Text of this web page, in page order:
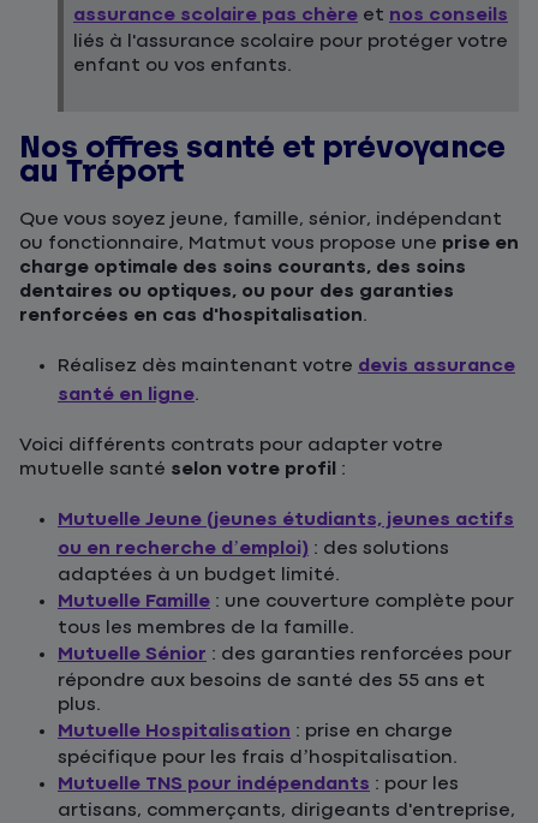
assurance scolaire pas chère et nos conseils
liés à l'assurance scolaire pour protéger votre
enfant ou vos enfants.
Nos offres santé et prévoyance
au Tréport
Que vous soyez jeune, famille, sénior, indépendant
ou fonctionnaire, Matmut vous propose une prise en
charge optimale des soins courants, des soins
dentaires ou optiques, ou pour des garanties
renforcées en cas d'hospitalisation.
Réalisez dès maintenant votre devis assurance
santé en ligne.
Voici différents contrats pour adapter votre
mutuelle santé selon votre profil :
Mutuelle Jeune (jeunes étudiants, jeunes actifs
ou en recherche d’emploi) : des solutions
adaptées à un budget limité.
Mutuelle Famille : une couverture complète pour
tous les membres de la famille.
Mutuelle Sénior : des garanties renforcées pour
répondre aux besoins de santé des 55 ans et
plus.
Mutuelle Hospitalisation : prise en charge
spécifique pour les frais d’hospitalisation.
Mutuelle TNS pour indépendants : pour les
artisans, commerçants, dirigeants d'entreprise,